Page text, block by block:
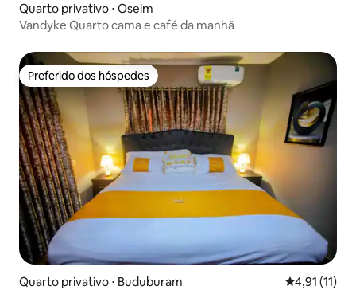
Quarto privativo ⋅ Oseim
Vandyke Quarto cama e café da manhã
Preferido dos hóspedes
Preferido dos hóspedes
Quarto privativo ⋅ Buduburam 4,91 de uma
4,91 (11)